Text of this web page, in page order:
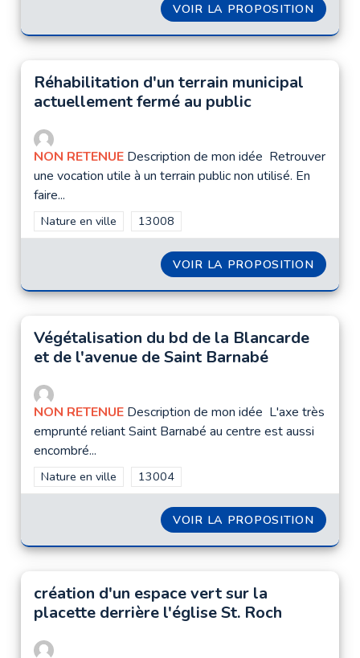
VOIR LA PROPOSITION
Réhabilitation d'un terrain municipal
actuellement fermé au public
NON RETENUE Description de mon idée Retrouver
une vocation utile à un terrain public non utilisé. En
faire...
Filtrer les résultats de la catégorie : Nature en ville
Nature en ville Filtrer les résultats pour le secteur :
13008
VOIR LA PROPOSITION
Végétalisation du bd de la Blancarde
et de l'avenue de Saint Barnabé
NON RETENUE Description de mon idée L'axe très
emprunté reliant Saint Barnabé au centre est aussi
encombré...
Filtrer les résultats de la catégorie : Nature en ville
Nature en ville Filtrer les résultats pour le secteur :
13004
VOIR LA PROPOSITION
création d'un espace vert sur la
placette derrière l'église St. Roch